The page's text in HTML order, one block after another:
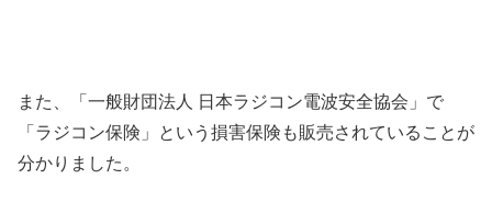
また、「一般財団法人 日本ラジコン電波安全協会」で
「ラジコン保険」という損害保険も販売されていることが
分かりました。